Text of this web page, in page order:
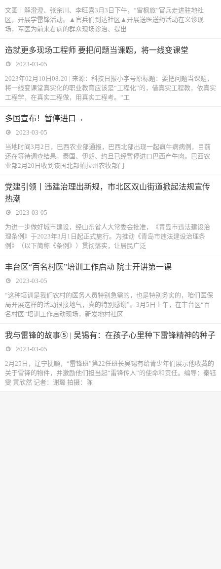
文图丨解澄澄、张余川、李旺喜3月3日下午，“雪枫旅”官兵走进驻地社
区，开展学雷锋活动。▲官兵们到达社区▲开展送医送药活动在义诊现
场，军医为前来看病的群众现场诊治、提出
造就更多现场工程师 要把问题当课题，将一线变课堂
2023-03-05
2023年02月10日08:20 | 来源：科技日报小字号原标题：要把问题当课题，
将一线变课堂真实化的职业教育应该是“工程化”的，借真实工程教，依真实
工程学，在真实工程做，用真实工程考。“工
多国宣布！暂停进口→
2023-03-05
当地时间3月2日，巴西农业部通报，巴西北部出现一起疯牛病病例，目前
还在等待调查结果。泰国、伊朗、约旦已经暂停进口巴西产牛肉。巴西农
业部2月20日收到该国北部帕拉州农牧部门
党建引领丨违建治理出新规，市北区双山街道掀起法规宣传
热潮
2023-03-05
为进一步做好城市建设，经山东省人大常委会批准，《青岛市违法建设治
理条例》于2023年3月1日起正式施行。为推动《青岛市违法建设治理条
例》（以下简称《条例》）贯彻落实，让居民广泛
丰台区“百名村医”培训工作启动 院士开讲第一课
2023-03-05
“这种培训是我们农村的医务人员特别急需的，也是特别务实的，咱们医保
局开展这样的活动很接地气，真的特别感谢”。3月5日上午，在丰台区“百
名村医”培训工作启动现场，新发地村社区
我与雷锋的故事⑤ | 吴锡有：在孩子心里种下雷锋精神的种子
2023-03-05
2月25日，辽宁抚顺，“雷锋班”第22任班长吴锡有给青少年们展示他收藏的
关于雷锋的物件，并激励他们担当起“雷锋传人”的使命和责任。编导：秦钰
雯 黄欣然 记者：谢璐 拍摄：陈